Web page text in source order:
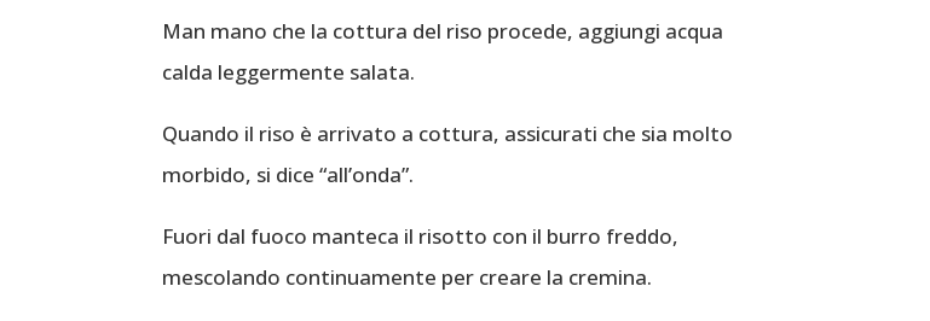
Man mano che la cottura del riso procede, aggiungi acqua
calda leggermente salata.
Quando il riso è arrivato a cottura, assicurati che sia molto
morbido, si dice “all’onda”.
Fuori dal fuoco manteca il risotto con il burro freddo,
mescolando continuamente per creare la cremina.